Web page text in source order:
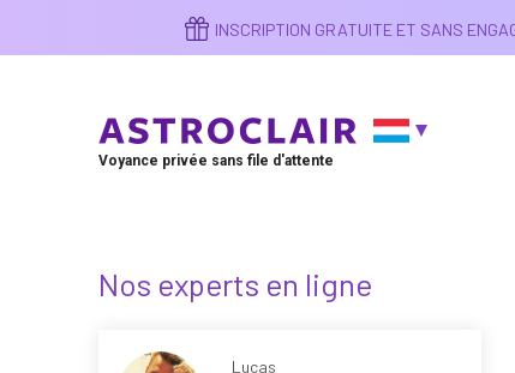
contenu
INSCRIPTION GRATUITE ET SANS
Voyance privée sans file d'attente
Nos experts en ligne
Lucas